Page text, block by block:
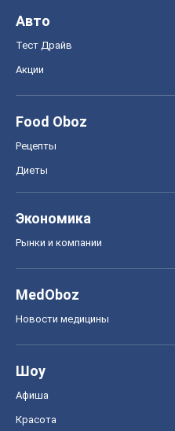
Авто
Тест Драйв
Акции
Food Oboz
Рецепты
Диеты
Экономика
Рынки и компании
MedOboz
Новости медицины
Шоу
Афиша
Красота